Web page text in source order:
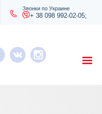
Звонки по Украине
+ 38 098 992-02-05;